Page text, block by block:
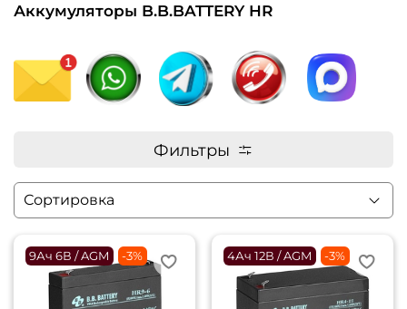
Аккумуляторы B.B.BATTERY HR
Фильтры
9Ач 6В / AGM -3% 4Ач 12В / AGM -3%